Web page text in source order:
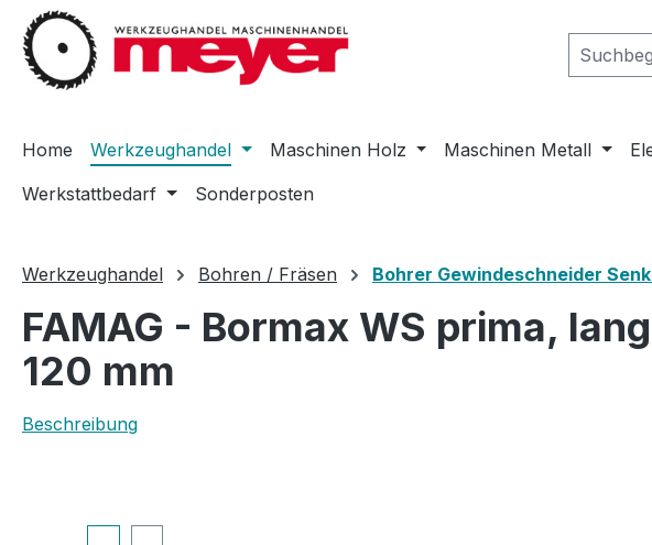
Hauptinhalt springen
Zur Suche springen
Zur Hauptnavigation springen
Home Werkzeughandel Maschinen Holz Maschinen Metall
Werkstattbedarf
Sonderposten
Werkzeughandel Bohren / Fräsen Bohrer Gewindeschneider
FAMAG - Bormax WS prima,
120 mm
Beschreibung